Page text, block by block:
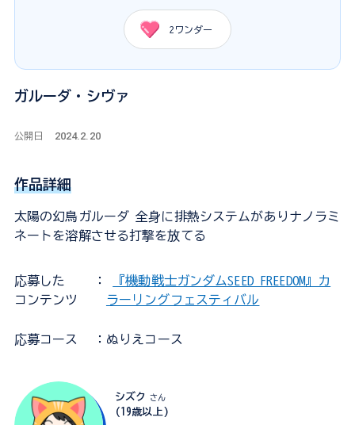
2 ワンダー
ガルーダ・シヴァ
公開日 2024.2.20
作品詳細
太陽の幻鳥ガルーダ 全身に排熱システムがありナノラミ
ネートを溶解させる打撃を放てる
応募した
コンテンツ
：
『機動戦士ガンダムSEED FREEDOM』カ
ラーリングフェスティバル
応募コース ：ぬりえコース
シズク さん
(19歳以上)